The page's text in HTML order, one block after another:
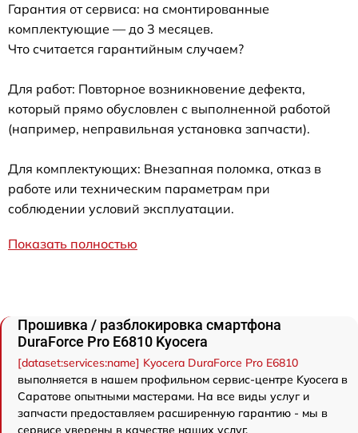
Гарантия от сервиса: на смонтированные
комплектующие — до 3 месяцев.
Что считается гарантийным случаем?
Для работ: Повторное возникновение дефекта,
который прямо обусловлен с выполненной работой
(например, неправильная установка запчасти).
Для комплектующих: Внезапная поломка, отказ в
работе или техническим параметрам при
соблюдении условий эксплуатации.
Показать полностью
Прошивка / разблокировка смартфона
DuraForce Pro E6810 Kyocera
[dataset:services:name] Kyocera DuraForce Pro E6810
выполняется в нашем профильном сервис-центре Kyocera в
Саратове опытными мастерами. На все виды услуг и
запчасти предоставляем расширенную гарантию - мы в
сервисе уверены в качестве наших услуг.